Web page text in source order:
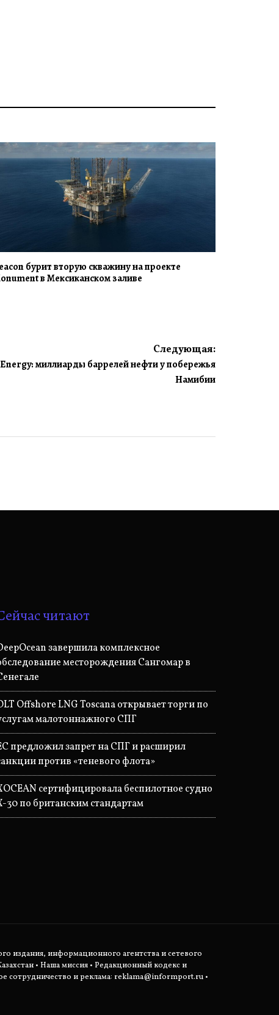
бурит вторую скважину на проекте
в Мексиканском заливе
Следующая:
миллиарды баррелей нефти у побережья
Намибии
читают
завершила комплексное
месторождения Сангомар в
Offshore LNG Toscana открывает торги по
малотоннажного СПГ
предложил запрет на СПГ и расширил
против «теневого флота»
сертифицировала беспилотное судно
30 по британским стандартам
издания, информационного агентства и сетевого
•Наша миссия •Редакционный кодекс и
сотрудничество и реклама:reklama@informport.ru •